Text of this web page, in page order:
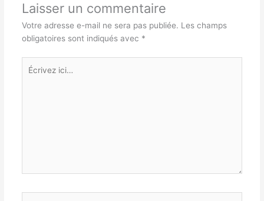
Laisser un commentaire
Votre adresse e-mail ne sera pas publiée. Les champs
obligatoires sont indiqués avec *
Écrivez
ici…